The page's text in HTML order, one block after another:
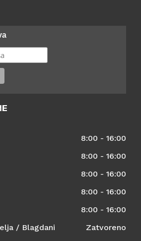
8:00 - 16:00
8:00 - 16:00
8:00 - 16:00
8:00 - 16:00
8:00 - 16:00
/ Blagdani
Zatvoreno